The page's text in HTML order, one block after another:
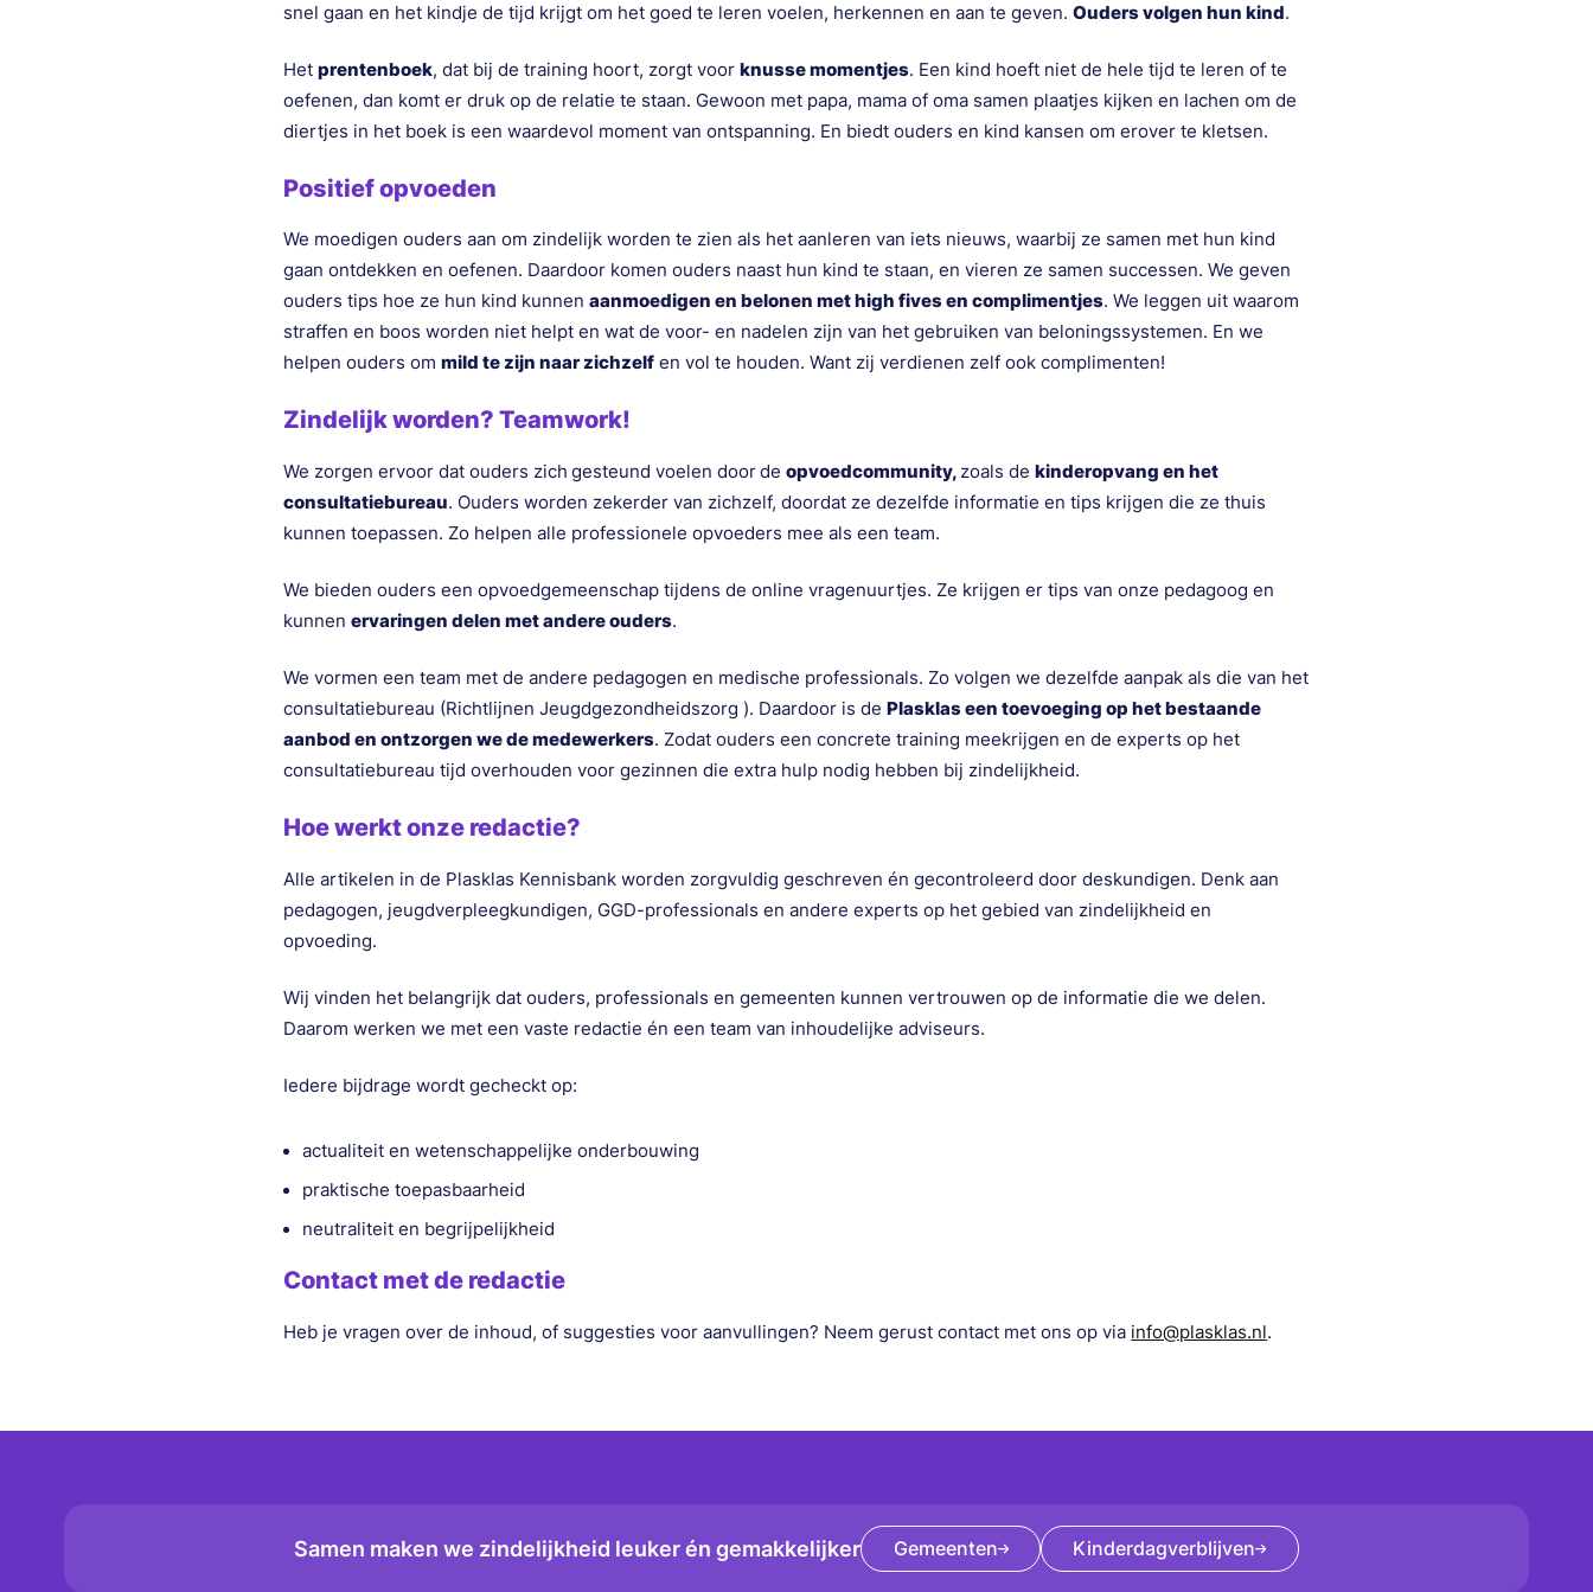
snel gaan en het kindje de tijd krijgt om het goed te leren voelen, herkennen en aan te geven.Ouders volgen hun kind.
Hetprentenboek, dat bij de training hoort, zorgt voorknusse momentjes. Een kind hoeft niet de hele tijd te leren of te
oefenen, dan komt er druk op de relatie te staan. Gewoon met papa, mama of oma samen plaatjes kijken en lachen om de
diertjes in het boek is een waardevol moment van ontspanning. En biedt ouders en kind kansen om erover te kletsen.
Positief opvoeden
We moedigen ouders aan om zindelijk worden te zien als het aanleren van iets nieuws, waarbij ze samen met hun kind
gaan ontdekken en oefenen. Daardoor komen ouders naast hun kind te staan, en vieren ze samen successen. We geven
ouders tips hoe ze hun kind kunnenaanmoedigen en belonen met high fives en complimentjes. We leggen uit waarom
straffen en boos worden niet helpt en wat de voor- en nadelen zijn van het gebruiken van beloningssystemen. En we
helpen ouders ommild te zijn naar zichzelf en vol te houden. Want zij verdienen zelf ook complimenten!
Zindelijk worden? Teamwork!
We zorgen ervoor dat ouders zich gesteund voelen doordeopvoedcommunity, zoals dekinderopvang en het
consultatiebureau. Ouders worden zekerder van zichzelf, doordat ze dezelfde informatie en tips krijgen die ze thuis
kunnen toepassen. Zo helpen alle professionele opvoeders mee als een team.
We bieden ouders een opvoedgemeenschap tijdens de online vragenuurtjes. Ze krijgen er tips van onze pedagoog en
kunnenervaringen delen met andere ouders.
We vormen een team met de andere pedagogen en medische professionals. Zo volgen we dezelfde aanpak als die van het
consultatiebureau (Richtlijnen Jeugdgezondheidszorg ). Daardoor is dePlasklas een toevoeging op het bestaande
aanbod en ontzorgen we de medewerkers. Zodat ouders een concrete training meekrijgen en de experts op het
consultatiebureau tijd overhouden voor gezinnen die extra hulp nodig hebben bij zindelijkheid.
Hoe werkt onze redactie?
Alle artikelen in de Plasklas Kennisbank worden zorgvuldig geschreven én gecontroleerd door deskundigen. Denk aan
pedagogen, jeugdverpleegkundigen, GGD-professionals en andere experts op het gebied van zindelijkheid en
opvoeding.
Wij vinden het belangrijk dat ouders, professionals en gemeenten kunnen vertrouwen op de informatie die we delen.
Daarom werken we met een vaste redactie én een team van inhoudelijke adviseurs.
Iedere bijdrage wordt gecheckt op:
actualiteit en wetenschappelijke onderbouwing
praktische toepasbaarheid
neutraliteit en begrijpelijkheid
Contact met de redactie
Heb je vragen over de inhoud, of suggesties voor aanvullingen? Neem gerust contact met ons op via info@plasklas.nl.
Samen maken we zindelijkheid leuker én gemakkelijker Gemeenten Kinderdagverblijven